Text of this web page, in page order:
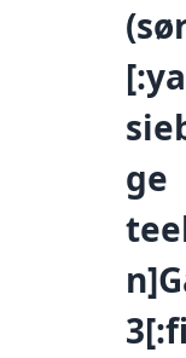
ge